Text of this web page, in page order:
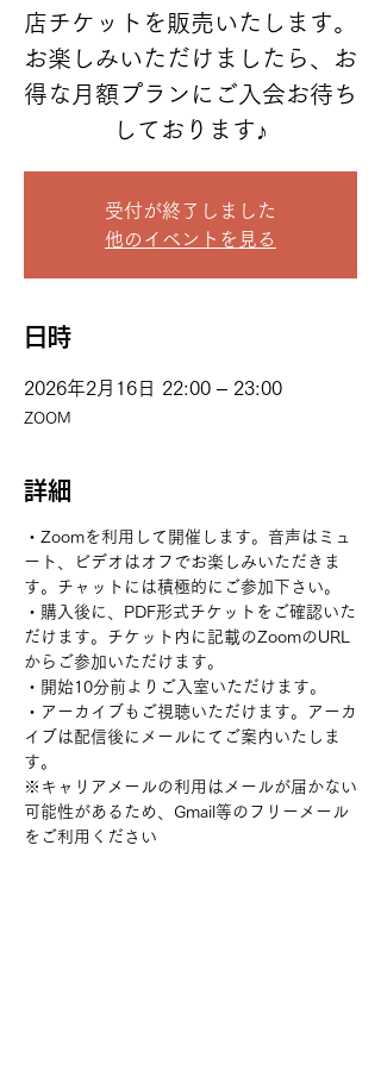
店チケットを販売いたします。
お楽しみいただけましたら、お
得な月額プランにご入会お待ち
しております♪
受付が終了しました
他のイベントを見る
日時
2026年2月16日 22:00 – 23:00
ZOOM
詳細
・Zoomを利用して開催します。音声はミュ
ート、ビデオはオフでお楽しみいただきま
す。チャットには積極的にご参加下さい。
・購入後に、PDF形式チケットをご確認いた
だけます。チケット内に記載のZoomのURL
からご参加いただけます。
・開始10分前よりご入室いただけます。
・アーカイブもご視聴いただけます。アーカ
イブは配信後にメールにてご案内いたしま
す。
※キャリアメールの利用はメールが届かない
可能性があるため、Gmail等のフリーメール
をご利用ください